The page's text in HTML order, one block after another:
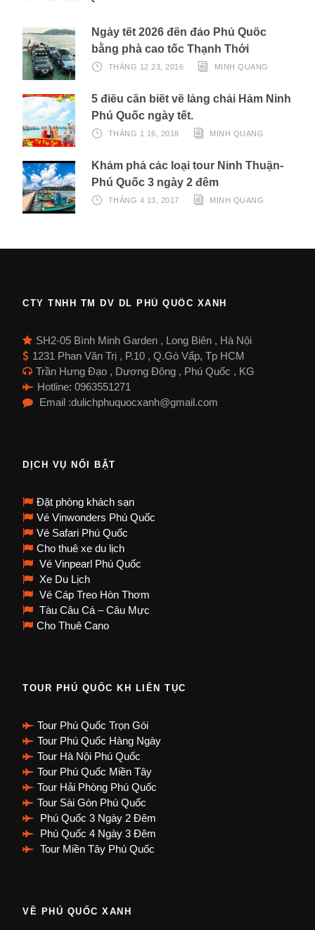
Ngày tết 2026 đến đảo Phú Quốc
bằng phà cao tốc Thạnh Thới
THÁNG 12 23, 2016 MINH QUANG
5 điều cần biết về làng chài Hàm Ninh
Phú Quốc ngày tết.
THÁNG 1 16, 2018 MINH QUANG
Khám phá các loại tour Ninh Thuận-
Phú Quốc 3 ngày 2 đêm
THÁNG 4 13, 2017 MINH QUANG
CTY TNHH TM DV DL PHÚ QUỐC XANH
SH2-05 Bình Minh Garden , Long Biên , Hà Nội
1231 Phan Văn Trị , P.10 , Q.Gò Vấp, Tp HCM
Trần Hưng Đạo , Dương Đông , Phú Quốc , KG
Hotline: 0963551271
Email :dulichphuquocxanh@gmail.com
DỊCH VỤ NỔI BẬT
Đặt phòng khách sạn
Vé Vinwonders Phú Quốc
Vé Safari Phú Quốc
Cho thuê xe du lịch
Vé Vinpearl Phú Quốc
Xe Du Lịch
Vé Cáp Treo Hòn Thơm
Tàu Câu Cá – Câu Mực
Cho Thuê Cano
TOUR PHÚ QUỐC KH LIÊN TỤC
Tour Phú Quốc Trọn Gói
Tour Phú Quốc Hàng Ngày
Tour Hà Nội Phú Quốc
Tour Phú Quốc Miền Tây
Tour Hải Phòng Phú Quốc
Tour Sài Gòn Phú Quốc
Phú Quốc 3 Ngày 2 Đêm
Phú Quốc 4 Ngày 3 Đêm
Tour Miền Tây Phú Quốc
VỀ PHÚ QUỐC XANH